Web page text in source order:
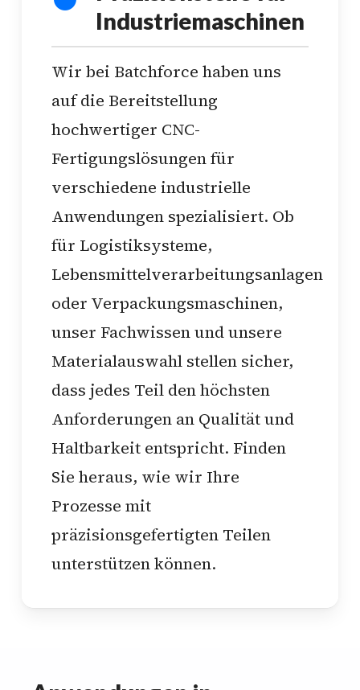
Industriemaschinen
Wir bei Batchforce haben uns
auf die Bereitstellung
hochwertiger CNC-
Fertigungslösungen für
verschiedene industrielle
Anwendungen spezialisiert. Ob
für Logistiksysteme,
Lebensmittelverarbeitungsanlagen
oder Verpackungsmaschinen,
unser Fachwissen und unsere
Materialauswahl stellen sicher,
dass jedes Teil den höchsten
Anforderungen an Qualität und
Haltbarkeit entspricht. Finden
Sie heraus, wie wir Ihre
Prozesse mit
präzisionsgefertigten Teilen
unterstützen können.